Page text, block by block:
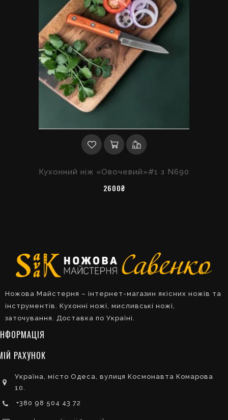
Кухонний ніж «Овочевий»#1 з N690
2600₴
Ножова Майстерня – інтернет-магазин якісних ножів та
інструментів. Кухонні ножі, мисливські ножі,
заточування. Доставка по Україні.
РАХУНОК
Україна, місто Одеса, вулиця Космонавта Комарова
10.
+380 98 504 43 72